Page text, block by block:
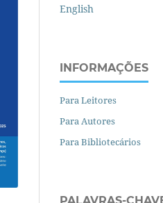
English
INFORMAÇÕES
Para Leitores
Para Autores
Para Bibliotecários